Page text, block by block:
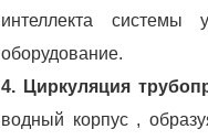
интеллекта системы
оборудование.
4. Циркуляция
водный корпус ,